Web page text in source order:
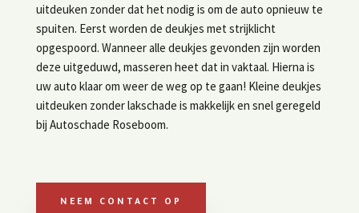
uitdeuken zonder dat het nodig is om de auto opnieuw te
spuiten. Eerst worden de deukjes met strijklicht
opgespoord. Wanneer alle deukjes gevonden zijn worden
deze uitgeduwd, masseren heet dat in vaktaal. Hierna is
uw auto klaar om weer de weg op te gaan! Kleine deukjes
uitdeuken zonder lakschade is makkelijk en snel geregeld
bij Autoschade Roseboom.
NEEM CONTACT OP